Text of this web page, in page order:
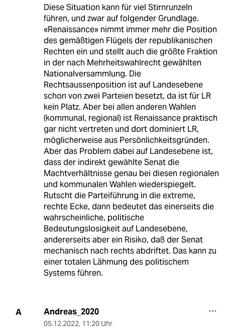
Diese Situation kann für viel Stirnrunzeln
führen, und zwar auf folgender Grundlage.
«Renaissance» nimmt immer mehr die Position
des gemäßtigen Flügels der republikanischen
Rechten ein und stellt auch die größte Fraktion
in der nach Mehrheitswahlrecht gewählten
Nationalversammlung. Die
Rechtsaussenposition ist auf Landesebene
schon von zwei Parteien besetzt, da ist für LR
kein Platz. Aber bei allen anderen Wahlen
(kommunal, regional) ist Renaissance praktisch
gar nicht vertreten und dort dominiert LR,
möglicherweise aus Persönlichkeitsgründen.
Aber das Problem dabei auf Landesebene ist,
dass der indirekt gewählte Senat die
Machtverhältnisse genau bei diesen regionalen
und kommunalen Wahlen wiederspiegelt.
Rutscht die Parteiführung in die extreme,
rechte Ecke, dann bedeutet das einerseits die
wahrscheinliche, politische
Bedeutungslosigkeit auf Landesebene,
andererseits aber ein Risiko, daß der Senat
mechanisch nach rechts abdriftet. Das kann zu
einer totalen Lähmung des politischem
Systems führen.
A Andreas_2020
05.12.2022, 11:20 Uhr